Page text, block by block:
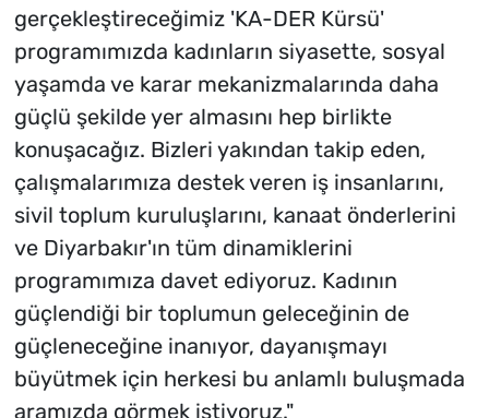
gerçekleştireceğimiz 'KA-DER Kürsü'
programımızda kadınların siyasette, sosyal
yaşamda ve karar mekanizmalarında daha
güçlü şekilde yer almasını hep birlikte
konuşacağız. Bizleri yakından takip eden,
çalışmalarımıza destek veren iş insanlarını,
sivil toplum kuruluşlarını, kanaat önderlerini
ve Diyarbakır'ın tüm dinamiklerini
programımıza davet ediyoruz. Kadının
güçlendiği bir toplumun geleceğinin de
güçleneceğine inanıyor, dayanışmayı
büyütmek için herkesi bu anlamlı buluşmada
aramızda görmek istiyoruz."